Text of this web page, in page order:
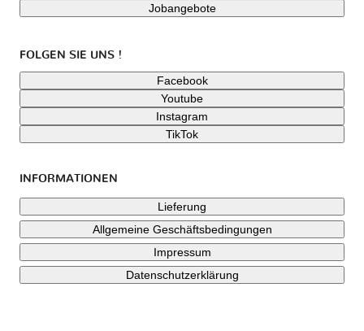
Jobangebote
FOLGEN SIE UNS !
Facebook
Youtube
Instagram
TikTok
INFORMATIONEN
Lieferung
Allgemeine Geschäftsbedingungen
Impressum
Datenschutzerklärung